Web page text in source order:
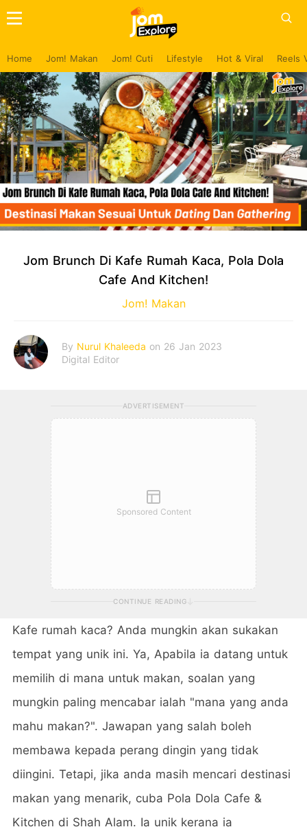
Home Jom! Makan Jom! Cuti Lifestyle Hot & Viral Reels
Jom Brunch Di Kafe Rumah Kaca, Pola Dola
Cafe And Kitchen!
Jom! Makan
By Nurul Khaleeda on 26 Jan 2023
Digital Editor
ADVERTISEMENT
Sponsored Content
CONTINUE READING
Kafe rumah kaca? Anda mungkin akan sukakan
tempat yang unik ini. Ya, Apabila ia datang untuk
memilih di mana untuk makan, soalan yang
mungkin paling mencabar ialah "mana yang anda
mahu makan?". Jawapan yang salah boleh
membawa kepada perang dingin yang tidak
diingini. Tetapi, jika anda masih mencari destinasi
makan yang menarik, cuba Pola Dola Cafe &
Kitchen di Shah Alam. Ia unik kerana ia